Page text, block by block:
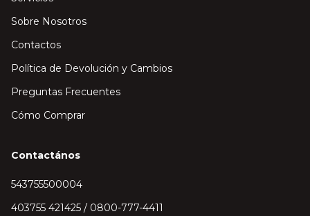
Sobre Nosotros
Contactos
Política de Devolución y Cambios
Preguntas Frecuentes
Cómo Comprar
Contactános
543755500004
403755 421425 / 0800-777-4411